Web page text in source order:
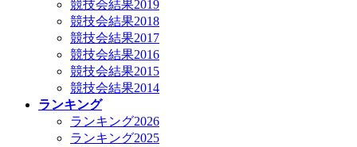
競技会結果2019
競技会結果2018
競技会結果2017
競技会結果2016
競技会結果2015
競技会結果2014
ランキング
ランキング2026
ランキング2025